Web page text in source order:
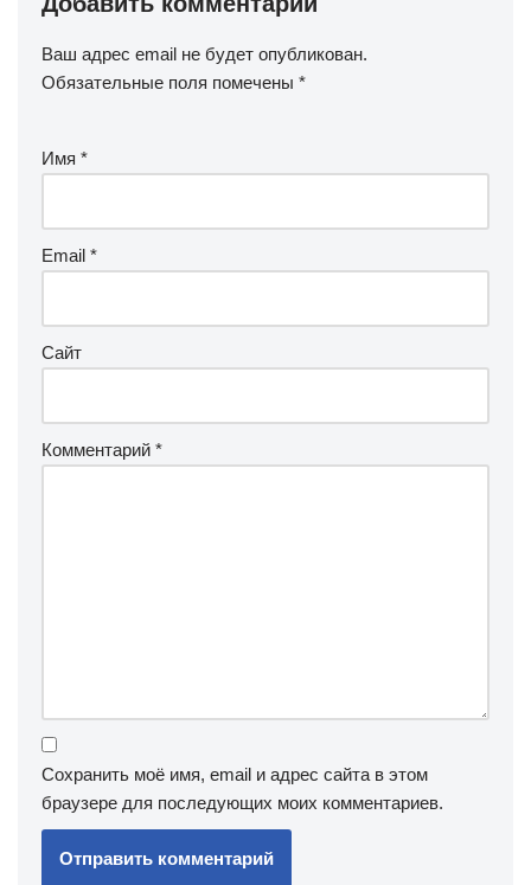
Ваш адрес email не будет опубликован.
Обязательные поля помечены *
Имя *
Email *
Сайт
Комментарий *
Сохранить моё имя, email и адрес сайта в этом
браузере для последующих моих комментариев.